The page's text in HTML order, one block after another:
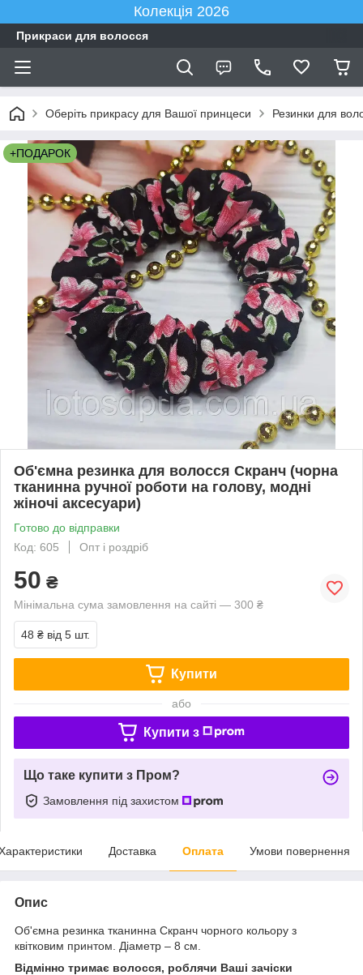
Колекція 2026
Прикраси для волосся
Оберіть прикрасу для Вашої принцеси Резинки для
+ПОДАРОК
Об'ємна резинка для волосся Скранч (чорна
тканинна ручної роботи на голову, модні
жіночі аксесуари)
Готово до відправки
Код: 605
Опт і роздріб
50 ₴
Мінімальна сума замовлення на сайті — 300 ₴
48 ₴ від 5 шт.
Купити
або
Купити з
Що таке купити з Пром?
Замовлення під захистом
Доставка Оплата Умови повернення
Опис
Об'ємна резинка тканинна Скранч чорного кольору з
квітковим принтом. Діаметр – 8 см.
Відмінно тримає волосся, роблячи Ваші зачіски